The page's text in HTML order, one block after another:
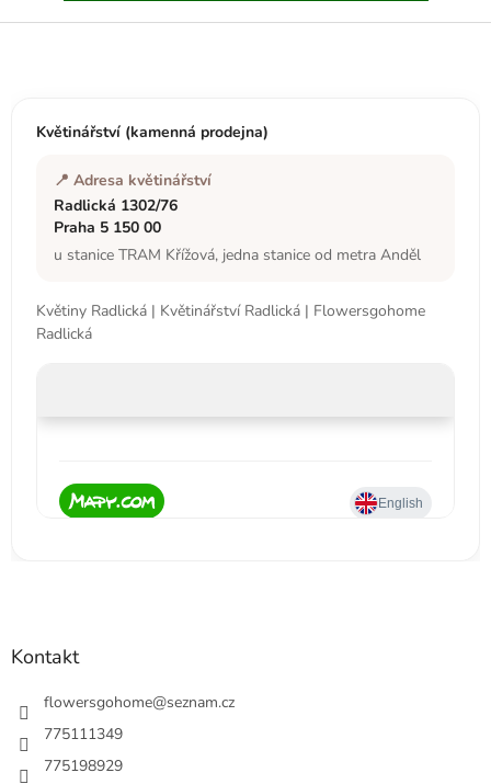
Z
Květinářství (kamenná prodejna)
📍 Adresa květinářství
Radlická 1302/76
Praha 5 150 00
u stanice TRAM Křížová, jedna stanice od metra Anděl
Květiny Radlická | Květinářství Radlická | Flowersgohome
Radlická
Kontakt
flowersgohome@seznam.cz
775111349
775198929